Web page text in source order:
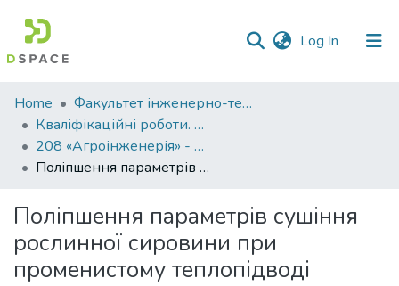
Log In (current)
Communities
&
Collections
Statistics
Home
Факультет інженерно-технологічний
Кваліфікаційні роботи. Факультет інженерно-технологічний
208 «Агроінженерія» - Магістри 2021-2022
Поліпшення параметрів сушіння рослинної сировини при променистому теплопідводі
Поліпшення параметрів сушіння
рослинної сировини при
променистому теплопідводі